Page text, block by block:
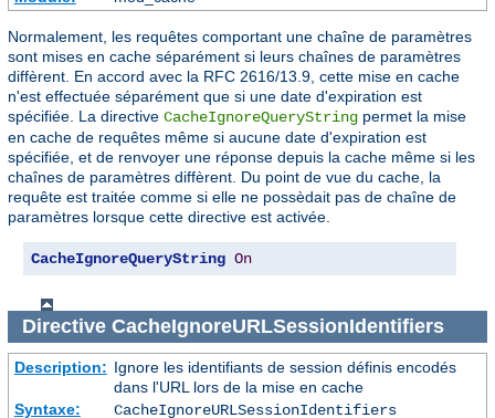
Normalement, les requêtes comportant une chaîne de paramètres
sont mises en cache séparément si leurs chaînes de paramètres
diffèrent. En accord avec la RFC 2616/13.9, cette mise en cache
n'est effectuée séparément que si une date d'expiration est
spécifiée. La directive CacheIgnoreQueryString permet la mise
en cache de requêtes même si aucune date d'expiration est
spécifiée, et de renvoyer une réponse depuis la cache même si les
chaînes de paramètres diffèrent. Du point de vue du cache, la
requête est traitée comme si elle ne possèdait pas de chaîne de
paramètres lorsque cette directive est activée.
CacheIgnoreQueryString On
Directive CacheIgnoreURLSessionIdentifiers
Description: Ignore les identifiants de session définis encodés
dans l'URL lors de la mise en cache
Syntaxe:
CacheIgnoreURLSessionIdentifiers